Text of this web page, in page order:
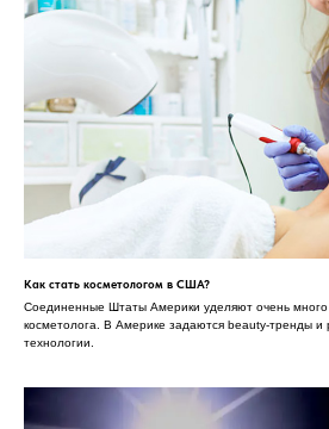
Как стать косметологом в США?
Соединенные Штаты Америки уделяют очень
косметолога. В Америке задаются beauty-тренды и
технологии.